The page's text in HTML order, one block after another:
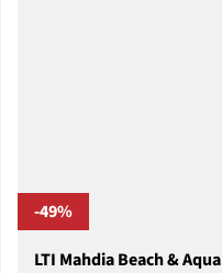
-49%
LTI Mahdia Beach &